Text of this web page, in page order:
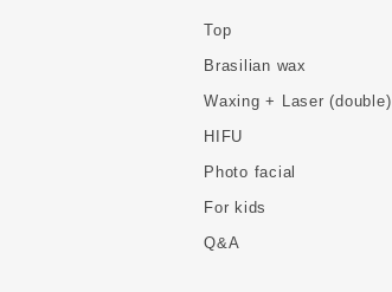
Top
Brasilian wax
Waxing + Laser (double)
HIFU
Photo facial
For kids
Q&A